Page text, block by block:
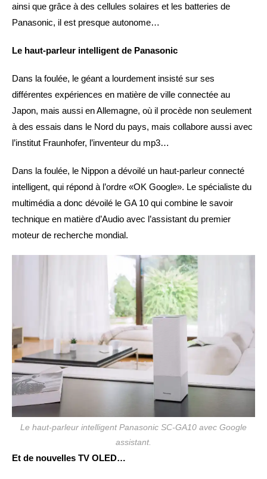
ainsi que grâce à des cellules solaires et les batteries de
Panasonic, il est presque autonome…
Le haut-parleur intelligent de Panasonic
Dans la foulée, le géant a lourdement insisté sur ses
différentes expériences en matière de ville connectée au
Japon, mais aussi en Allemagne, où il procède non seulement
à des essais dans le Nord du pays, mais collabore aussi avec
l’institut Fraunhofer, l’inventeur du mp3…
Dans la foulée, le Nippon a dévoilé un haut-parleur connecté
intelligent, qui répond à l’ordre «OK Google». Le spécialiste du
multimédia a donc dévoilé le GA 10 qui combine le savoir
technique en matière d’Audio avec l’assistant du premier
moteur de recherche mondial.
Le haut-parleur intelligent Panasonic SC-GA10 avec Google
assistant.
Et de nouvelles TV OLED…